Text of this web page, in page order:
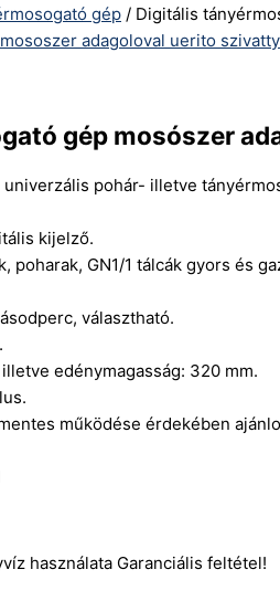
gép / Digitális
gép mosószer
univerzális pohár- illetve
kijelző.
poharak, GN1/1 tálcák gyors és
választható.
edénymagasság: 320 mm.
működése érdekében
használata Garanciális feltétel!